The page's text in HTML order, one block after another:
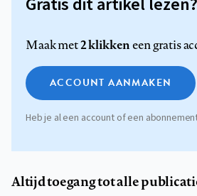
Maak met2 klikkeneen gratis
ACCOUNT AANMAKEN
Heb je al een account of een
Altijd toegang tot alle